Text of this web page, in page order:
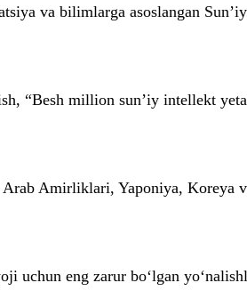
va bilimlarga asoslangan
“Besh million sun’iy intellekt
Amirliklari, Yaponiya, Koreya
eng zarur bo‘lgan